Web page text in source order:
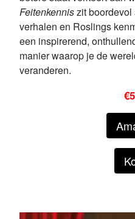
Feitenkenniszit
verhalen en Roslings
een inspirerend,
manier waarop je de
veranderen.